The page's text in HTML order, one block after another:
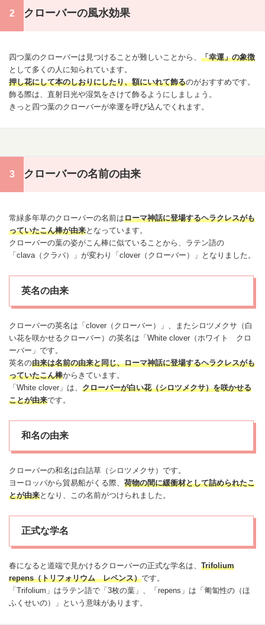
クローバーの風水効果
四つ葉のクローバーは見つけることが難しいことから、 「幸運」の象徴
として多くの人に知られています。
押し花にして本のしおりにしたり、額にいれて飾るのがおすすめです。
飾る際は、直射日光や湿気をさけて飾るようにしましょう。
きっと四つ葉のクローバーが幸運を呼び込んでくれます。
クローバーの名前の由来
常緑多年草のクローバーの名前はローマ神話に登場するヘラクレスがも
っていたこん棒が由来となっています。
クローバーの葉の姿がこん棒に似ていることから、ラテン語の
「clava（クラバ）」が変わり「clover（クローバー）」となりました。
英名の由来
クローバーの英名は「clover（クローバー）」、またシロツメクサ（白
い花を咲かせるクローバー）の英名は「White clover（ホワイト クロ
ーバー」です。
英名の由来は名前の由来と同じ、ローマ神話に登場するヘラクレスがも
っていたこん棒からきています。
「White clover」は、 クローバーが白い花（シロツメクサ）を咲かせる
ことが由来です。
和名の由来
クローバーの和名は白詰草（シロツメクサ）です。
ヨーロッパから貿易船がくる際、 荷物の間に緩衝材として詰められたこ
とが由来となり、この名前がつけられました。
正式な学名
春になると道端で見かけるクローバーの正式な学名は、 Trifolium
repens（トリフォリウム レペンス）です。
「Trifolium」はラテン語で「3枚の葉」、「repens」は「匍匐性の（ほ
ふくせいの）」という意味があります。